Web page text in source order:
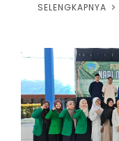
SELENGKAPNYA